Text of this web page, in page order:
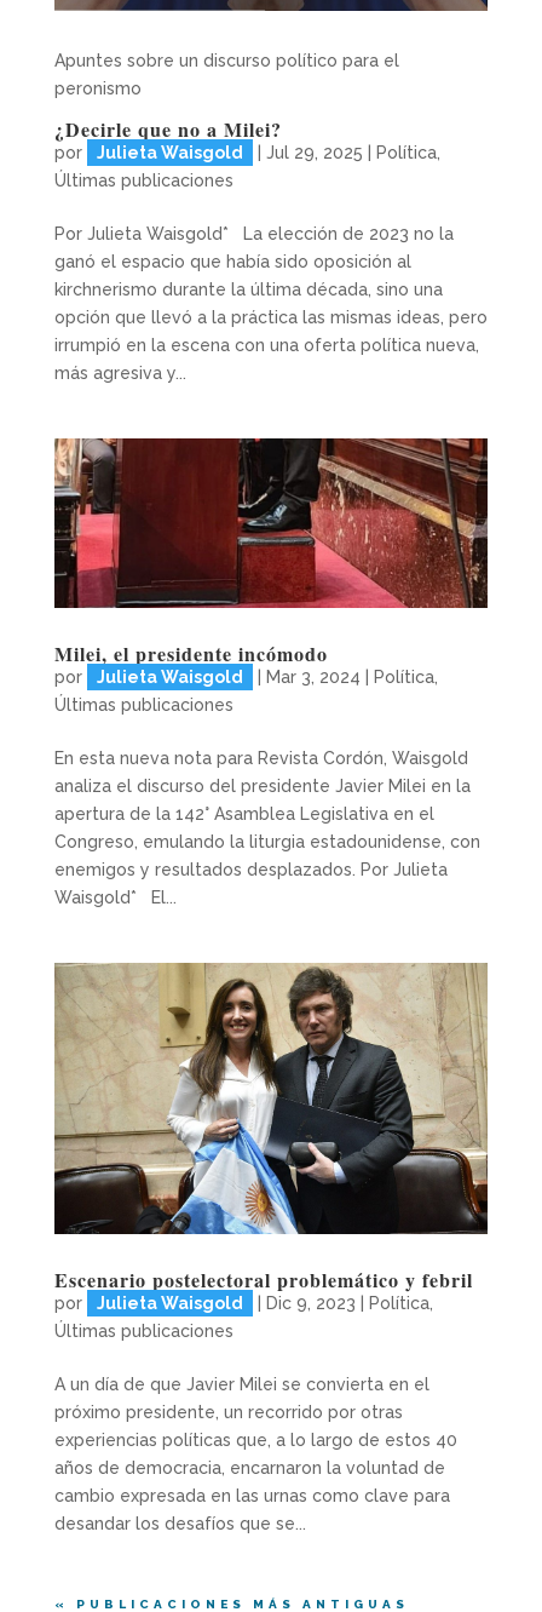
Apuntes sobre un discurso político para el
peronismo
¿Decirle que no a Milei?
por Julieta Waisgold Jul 29, 2025 Política,
Últimas publicaciones
Por Julieta Waisgold* La elección de 2023 no la
ganó el espacio que había sido oposición al
kirchnerismo durante la última década, sino una
opción que llevó a la práctica las mismas ideas, pero
irrumpió en la escena con una oferta política nueva,
más agresiva y...
Milei, el presidente incómodo
por Julieta Waisgold | Mar 3, 2024 | Política,
Últimas publicaciones
En esta nueva nota para Revista Cordón, Waisgold
analiza el discurso del presidente Javier Milei en la
apertura de la 142° Asamblea Legislativa en el
Congreso, emulando la liturgia estadounidense, con
enemigos y resultados desplazados. Por Julieta
Waisgold* El...
Escenario postelectoral problemático y febril
por Julieta Waisgold | Dic 9, 2023 | Política,
Últimas publicaciones
A un día de que Javier Milei se convierta en el
próximo presidente, un recorrido por otras
experiencias políticas que, a lo largo de estos 40
años de democracia, encarnaron la voluntad de
cambio expresada en las urnas como clave para
desandar los desafíos que se...
« PUBLICACIONES MÁS ANTIGUAS